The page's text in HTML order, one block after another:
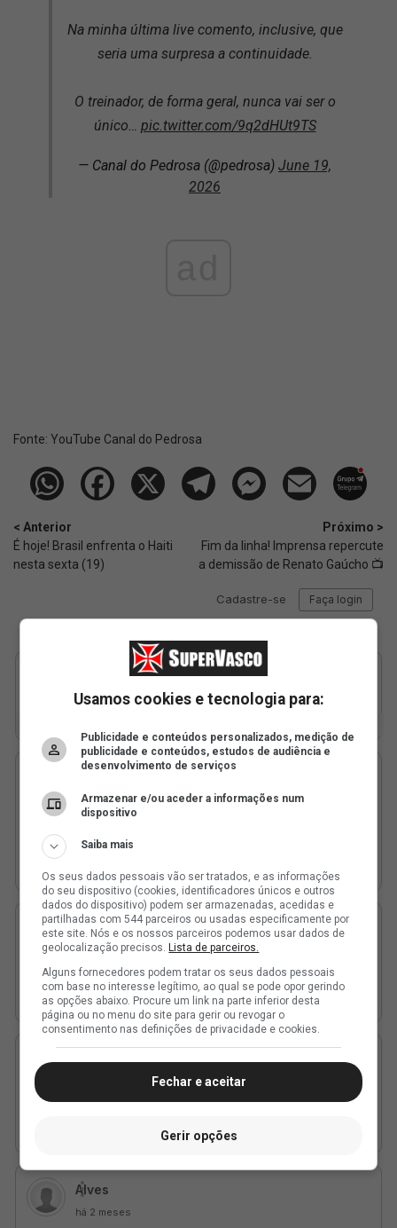
Na minha última live comento, inclusive, que
seria uma surpresa a continuidade.
O treinador, de forma geral, nunca vai ser o
único… pic.twitter.com/9q2dHUt9TS
— Canal do Pedrosa (@pedrosa) June 19,
2026
Fonte: YouTube Canal do Pedrosa
< Anterior
É hoje! Brasil enfrenta o Haiti
nesta sexta (19)
Próximo >
Fim da linha! Imprensa repercute
a demissão de Renato Gaúcho 📺
Usamos cookies e tecnologia para:
Publicidade e conteúdos personalizados, medição de
publicidade e conteúdos, estudos de audiência e
desenvolvimento de serviços
Armazenar e/ou aceder a informações num
dispositivo
Saiba mais
Os seus dados pessoais vão ser tratados, e as informações
do seu dispositivo (cookies, identificadores únicos e outros
dados do dispositivo) podem ser armazenadas, acedidas e
partilhadas com 544 parceiros ou usadas especificamente por
este site. Nós e os nossos parceiros podemos usar dados de
geolocalização precisos. Lista de parceiros.
Alguns fornecedores podem tratar os seus dados pessoais
com base no interesse legítimo, ao qual se pode opor gerindo
as opções abaixo. Procure um link na parte inferior desta
página ou no menu do site para gerir ou revogar o
consentimento nas definições de privacidade e cookies.
Fechar e aceitar
Gerir opções